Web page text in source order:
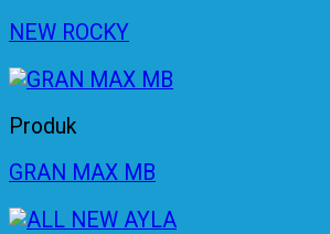
NEW ROCKY
Produk
GRAN MAX MB